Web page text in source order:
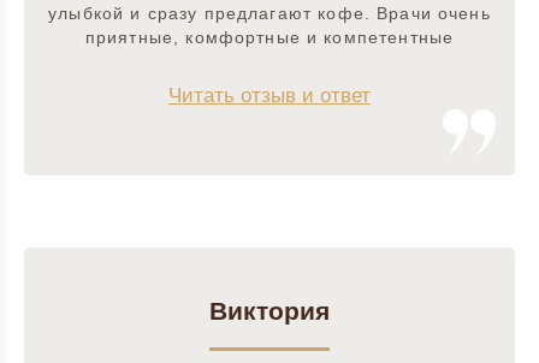
улыбкой и сразу предлагают кофе. Врачи очень
приятные, комфортные и компетентные
Читать отзыв и ответ
Виктория